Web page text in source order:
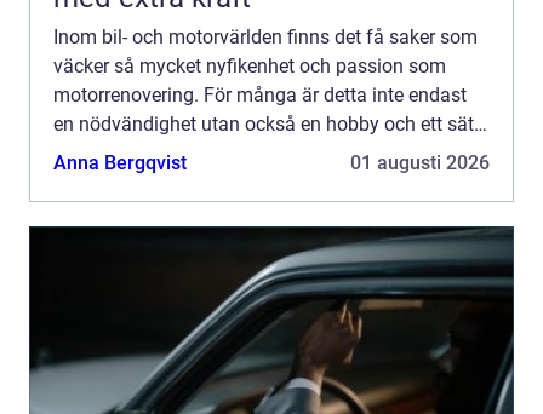
Inom bil- och motorvärlden finns det få saker som
väcker så mycket nyfikenhet och passion som
motorrenovering. För många är detta inte endast
en nödvändighet utan också en hobby och ett sätt
...
Anna Bergqvist 01 augusti 2026